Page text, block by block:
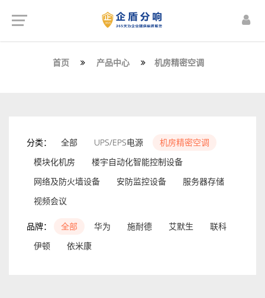
首页 产品中心 机房精密空调
分类： 全部 UPS/EPS电源
机房精密空调
模块化机房
楼宇自动化智能控制设备
网络及防火墙设备
安防监控设备
服务器存储
视频会议
品牌： 全部 华为 施耐德 艾默生
联科
伊顿
依米康